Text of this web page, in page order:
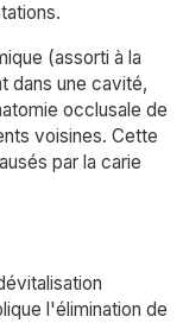
(assorti à la
dans une cavité,
occlusale de
voisines. Cette
par la carie
l'élimination de